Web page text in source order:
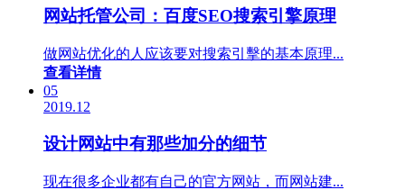
网站托管公司：百度SEO搜索引擎原理
做网站优化的人应该要对搜索引擊的基本原理...
查看详情
05
2019.12
设计网站中有那些加分的细节
现在很多企业都有自己的官方网站，而网站建...